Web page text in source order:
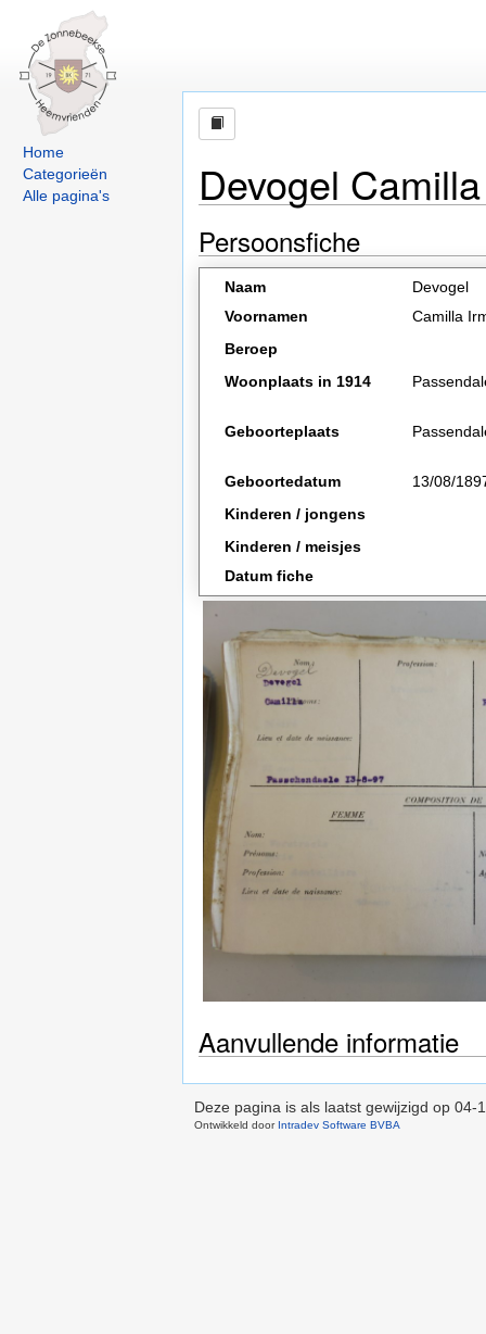
Home
Categorieën
Alle pagina's
Devogel
Persoonsfiche
Naam
Devogel
Voornamen
Camilla
Beroep
Woonplaats in 1914
Geboorteplaats
Geboortedatum
13/08/
Kinderen / jongens
Kinderen / meisjes
Datum fiche
Aanvullende informatie
Deze pagina is als laatst gewijzigd op 04-
Ontwikkeld door Intradev Software BVBA